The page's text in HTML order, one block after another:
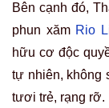
Bên cạnh đó,
phun xăm Rio
hữu cơ độc
tự nhiên, không
tươi trẻ, rạng rỡ.